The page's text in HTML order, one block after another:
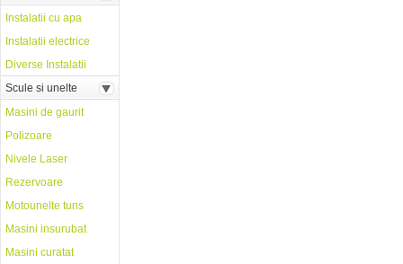
Instalatii cu apa
Instalatii electrice
Diverse Instalatii
Scule si unelte
Masini de gaurit
Polizoare
Nivele Laser
Rezervoare
Motounelte tuns
Masini insurubat
Masini curatat